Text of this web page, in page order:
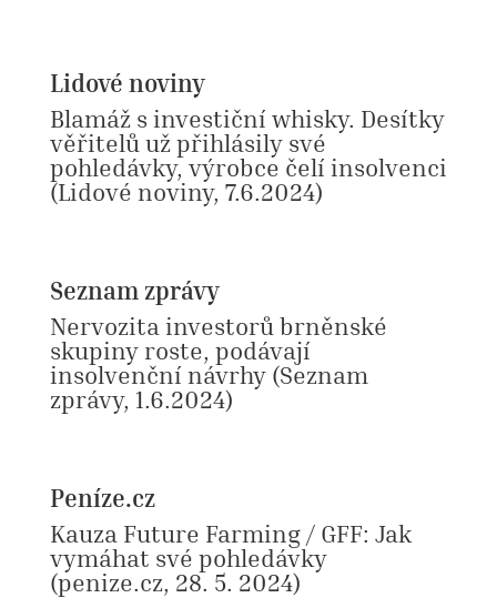
Lidové noviny
Blamáž s investiční whisky. Desítky
věřitelů už přihlásily své
pohledávky, výrobce čelí insolvenci
(Lidové noviny, 7.6.2024)
Seznam zprávy
Nervozita investorů brněnské
skupiny roste, podávají
insolvenční návrhy(Seznam
zprávy, 1.6.2024)
Peníze.cz
Kauza Future Farming / GFF: Jak
vymáhat své pohledávky
(penize.cz, 28. 5. 2024)